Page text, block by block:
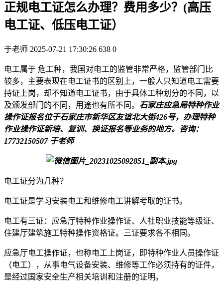
正规电工证怎么办理？费用多少？(高压
电工证、低压电工证）
于老师 2025-07-21 17:30:26 638 0
电工属于 危工种，我国对电工的监管非常严格，监管部门比
较多，主要表现在电工证书的区别上，一般人只知道电工需要
持证上岗，却不知道电工证书，由于具体工种划分的不同，以
及颁发部门的不同，用途也有所不同。 石家庄应急局特种作业
操作证报名位于石家庄市新华区友谊北大街426号，办理特种
作业操作证新培、复训、换证报名等业务的地方。咨询：
17732150507 于老师
电工证分为几种？
电工证是学习安装电工和维修电工讲解考取的证书。
电工有三证：应急厅特种作业操作证、人社职业技能等级证、
住建厅建筑施工特种操作资格证。三证要求各不相同。
应急厅电工操作证，也称电工上岗证，即特种作业人员操作证
（电工），从事电气设备安装、维修等工作必须持有的证件，
是经过国家安全生产相关培训和注册的证明。